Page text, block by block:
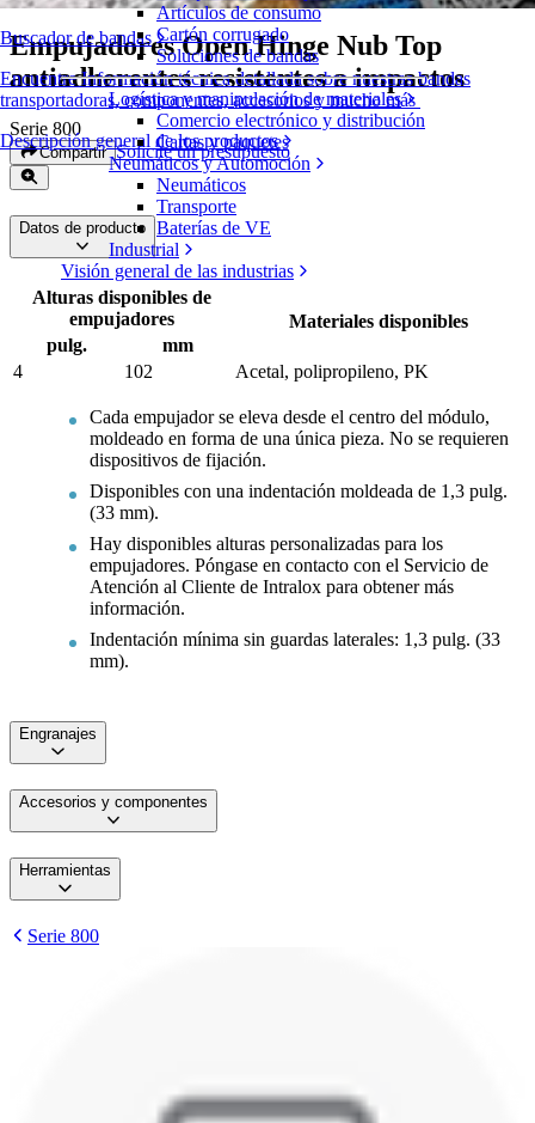
Buscador de bandas
Encuentre Información técnica detallada sobre nuestras bandas
transportadoras, componentes, accesorios y mucho más
Descripción general de los productos
Artículos de consumo
Cartón corrugado
Soluciones de bandas
Logística y manipulación de materiales
Comercio electrónico y distribución
Cartas y paquetes
Neumáticos y Automoción
Neumáticos
Transporte
Baterías de VE
Industrial
Visión general de las industrias
Empujadores Open Hinge Nub Top
antiadherentes resistentes a impactos
Serie 800
Compartir Solicite un presupuesto
Datos de producto
Alturas disponibles de
empujadores
Materiales disponibles
pulg.
mm
4
102 Acetal, polipropileno, PK
Cada empujador se eleva desde el centro del módulo,
moldeado en forma de una única pieza. No se requieren
dispositivos de fijación.
Disponibles con una indentación moldeada de 1,3 pulg.
(33 mm).
Hay disponibles alturas personalizadas para los
empujadores. Póngase en contacto con el Servicio de
Atención al Cliente de Intralox para obtener más
información.
Indentación mínima sin guardas laterales: 1,3 pulg. (33
mm).
Engranajes
Accesorios y componentes
Herramientas
Serie 800